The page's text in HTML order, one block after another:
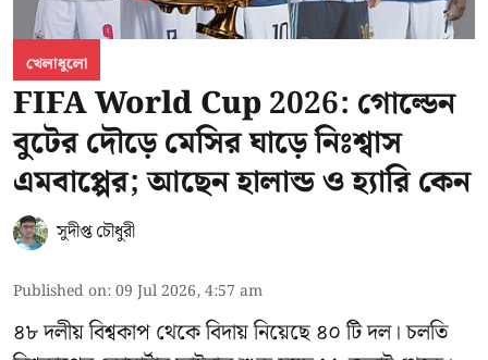
খেলাধুলো
FIFA World Cup 2026: গোল্ডেন
বুটের দৌড়ে মেসির ঘাড়ে নিঃশ্বাস
এমবাপ্পের; আছেন হালান্ড ও হ্যারি কেন
সুদীপ্ত চৌধুরী
Published on:09 Jul 2026, 4:57 am
৪৮ দলীয় বিশ্বকাপ থেকে বিদায় নিয়েছে ৪০ টি দল। চলতি